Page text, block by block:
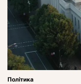
Політика